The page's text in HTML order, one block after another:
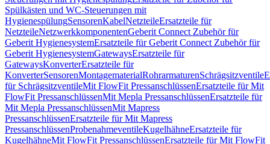
Spülkästen und WC-Steuerungen mit
HygienespülungSensorenKabelNetzteileErsatzteile für
NetzteileNetzwerkkomponentenGeberit Connect Zubehör für
Geberit HygienesystemErsatzteile für Geberit Connect Zubehör für
Geberit HygienesystemGatewaysErsatzteile für
GatewaysKonverterErsatzteile für
KonverterSensorenMontagematerialRohrarmaturenSchrägsitzventile
für SchrägsitzventileMit FlowFit PressanschlüssenErsatzteile für Mit
FlowFit PressanschlüssenMit Mepla PressanschlüssenErsatzteile für
Mit Mepla PressanschlüssenMit Mapress
PressanschlüssenErsatzteile für Mit Mapress
PressanschlüssenProbenahmeventileKugelhähneErsatzteile für
KugelhähneMit FlowFit PressanschlüssenErsatzteile für Mit FlowFit